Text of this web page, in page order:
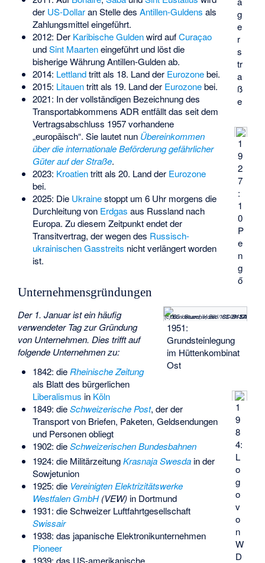
g
e
r
s
tr
a
ß
e
1
9
2
7
:
1
0
P
e
n
g
ő
(c) Bundesarchiv, Bild 183-09117-005 / Sturm, Horst / CC-BY-SA 3.0
1951:
Grundsteinlegung
im Hüttenkombinat
Ost
1
9
8
4:
L
o
g
o
v
o
n
W
D
der US-Dollaran Stelle des Antillen-Guldens als
Zahlungsmittel eingeführt.
2012: Der Karibische Guldenwird aufCuraçao
undSint Maarteneingeführt und löst die
bisherige Währung Antillen-Gulden ab.
2014: Lettlandtritt als 18. Land der Eurozonebei.
2015: Litauentritt als 19. Land der Eurozonebei.
2021: In der vollständigen Bezeichnung des
Transportabkommens ADR entfällt das seit dem
Vertragsabschluss 1957 vorhandene
„europäisch“. Sie lautet nun Übereinkommen
über die internationale Beförderung gefährlicher
Güter auf der Straße.
2023: Kroatientritt als 20. Land der Eurozone
bei.
2025: Die Ukrainestoppt um 6 Uhr morgens die
Durchleitung von Erdgas aus Russland nach
Europa. Zu diesem Zeitpunkt endet der
Transitvertrag, der wegen des Russisch-
ukrainischen Gasstreits nicht verlängert worden
ist.
Unternehmensgründungen
Der 1. Januar ist ein häufig
verwendeter Tag zur Gründung
von Unternehmen. Dies trifft auf
folgende Unternehmen zu:
1842: die Rheinische Zeitung
als Blatt des bürgerlichen
Liberalismus in Köln
1849: dieSchweizerische Post, der der
Transport von Briefen, Paketen, Geldsendungen
und Personen obliegt
1902: dieSchweizerischen Bundesbahnen
1924: die MilitärzeitungKrasnaja Swesdain der
Sowjetunion
1925: die Vereinigten Elektrizitätswerke
Westfalen GmbH (VEW)in Dortmund
1931: die Schweizer Luftfahrtgesellschaft
Swissair
1938: das japanische Elektronikunternehmen
Pioneer